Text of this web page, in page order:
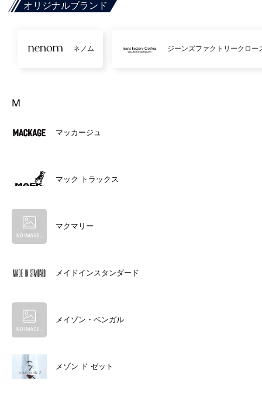
オリジナルブランド
ネノム ジーンズファクトリークロー
M
マッカージュ
マック トラックス
マクマリー
メイドインスタンダード
メイゾン・ベンガル
メゾン ド ゼット